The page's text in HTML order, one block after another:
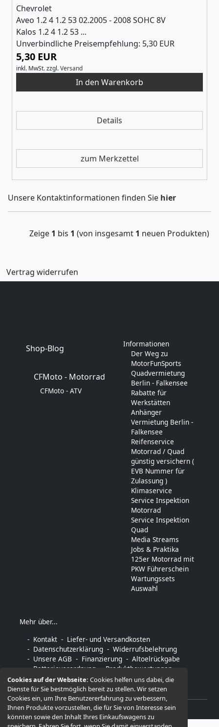
Cookies auf der Webseite:Cookies helfen uns dabei, die
Dienste für Sie bestmöglich bereit zu stellen. Wir setzen
Cookies ein, um Ihre Benutzererfahrung zu verbessern,
Ihnen Produkte vorzustellen, die für Sie von Interesse sein
könnten sowie den Inhalt Ihres Einkaufswagens zu
Chevrolet
Aveo 1.2 4 1.2 53 02.2005 - 2008 SOHC 8V
Kalos 1.2 4 1.2 53 ...
Unverbindliche Preisempfehlung: 5,30 EUR
5,30 EUR
inkl. MwSt.zzgl.Versand
Details
zum Merkzettel
Unsere Kontaktinformationen finden Sie hier
Zeige 1 bis 1 (von insgesamt 1 neuen Produkten)
Vertrag widerrufen
Shop-Blog
CFMoto - Motorrad
CFMoto - ATV
Informationen
Der Weg zu
MotorFunSports
Quadvermietung
Berlin - Falkensee
Rabatte für
Werkstätten
Anhänger
Vermietung Berlin -
Falkensee
Reifenservice
Motorrad / Quad
günstig versichern (
EVB Nummer für
Zulassung )
Klimaservice
Service Inspektion
Motorrad
Service Inspektion
Quad
Media Streams
Jobs & Praktika
125er Motorrad mit
PKW Führerschein
Wartungssets
Auswahl
Mehr über...
Kontakt
Liefer- und Versandkosten
Datenschutzerklärung
Widerrufsbelehrung
Unsere AGB
Finanzierung
Altoelrückgabe
Batterieverordnung
Produktbewertungen
Impressum
Sitemap Kontakt
© 2026 -MotorFunSports ®